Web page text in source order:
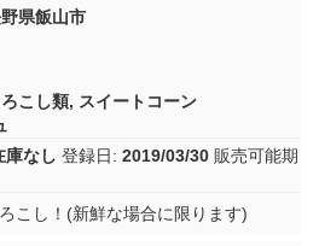
県飯山市
こし類, スイートコーン
庫なし 登録日: 2019/03/30 販売可能期
こし！(新鮮な場合に限ります)